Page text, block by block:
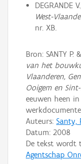
DEGRANDE
West-
nr. XB.
Bron: SANTY P.
van het
Vlaanderen,
Ooigem en
eeuwen heen
Auteurs: Santy,
Datum: 2008
De tekst wordt
Agentschap